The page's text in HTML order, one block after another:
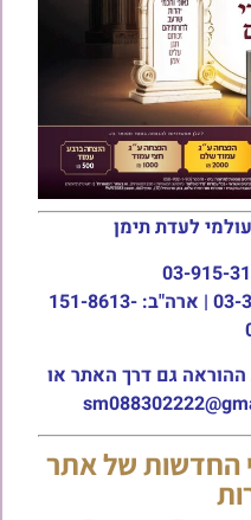
לעדת תימן
8416* | 03-30-8888-5 | ארה"ב: 151-8613-
ההוראה גם דרך האתר או
החדשות של אתר